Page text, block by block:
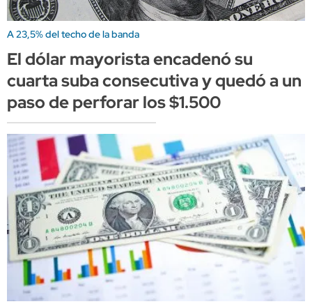
A 23,5% del techo de la banda
El dólar mayorista encadenó su
cuarta suba consecutiva y quedó a un
paso de perforar los $1.500